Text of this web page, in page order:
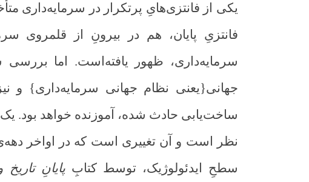
یکی از فانتزی‌هایِ پرتکرار در سرمایه‌داری
فانتزیِ پایان، هم در بیرونِ از قلمروی
سرمایه‌داری، ظهور یافته‌است. اما
جهانی{یعنی نظام جهانی سرمایه‌داری} و
ساخت‌یابی حادث شده، آموزنده خواهد بود.
سطحِ ایدئولوژیک، توسط کتابِپایانِ